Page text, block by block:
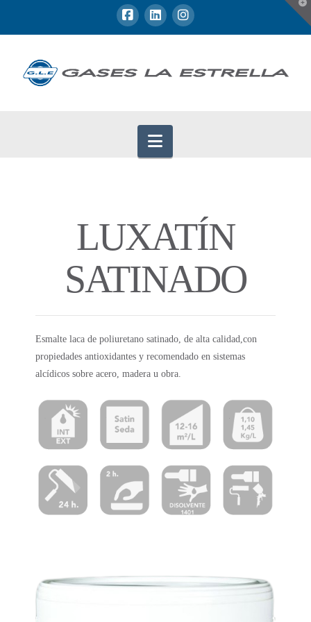
Navigation
LUXATÍN
SATINADO
Esmalte laca de poliuretano satinado, de alta calidad,con
propiedades antioxidantes y recomendado en sistemas
alcídicos sobre acero, madera u obra.